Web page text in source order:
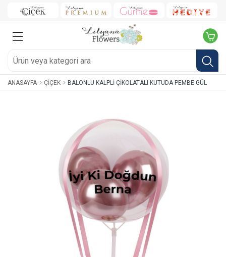
ANASAYFA ÇIÇEK BALONLU KALPLI ÇIKOLATALI KUTUDA PEMBE GÜL